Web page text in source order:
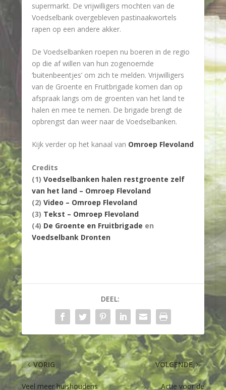
supermarkt. De vrijwilligers mochten van de
Voedselbank overgebleven pastinaakwortels
rapen op een andere akker.
De Voedselbanken roepen nu boeren in de regio
op die af willen van hun zogenoemde
‘buitenbeentjes’ om zich te melden. Vrijwilligers
van de Groente en Fruitbrigade komen dan op
afspraak langs om de groenten van het land te
halen en mee te nemen. De brigade brengt de
opbrengst dan weer naar de Voedselbanken.
Kijk verder op het kanaal van Omroep Flevoland
Credits
(1) Voedselbanken halen restgroente zelf
van het land – Omroep Flevoland
(2) Video – Omroep Flevoland
(3) Tekst – Omroep Flevoland
(4) De Groente en Fruitbrigade en
Voedselbank Dronten
DEEL:
VORIG
Veel meer huishoudens
VOLGENDE
Actie voor de